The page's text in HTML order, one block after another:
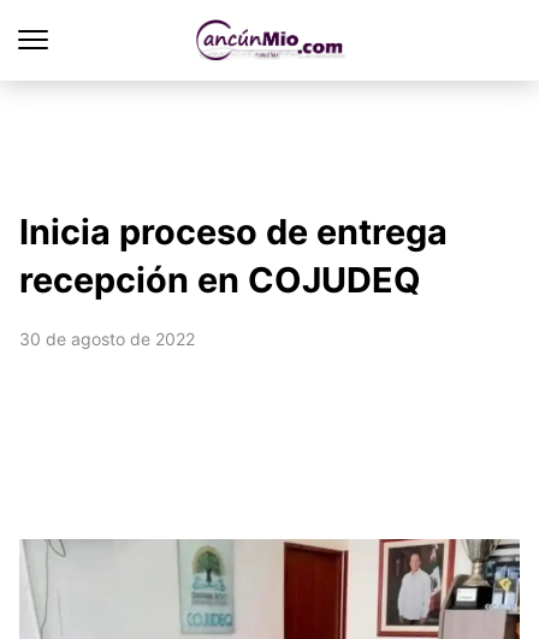
Inicia proceso de entrega
recepción en COJUDEQ
30 de agosto de 2022